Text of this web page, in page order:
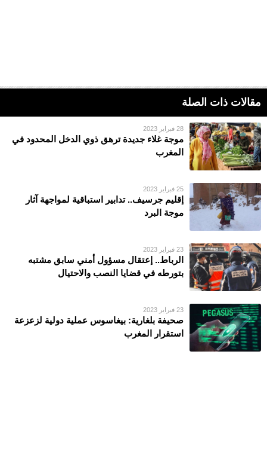
مقالات ذات الصلة
28 فبراير 2023
موجة غلاء جديدة ترهق ذوي الدخل المحدود في
المغرب
25 فبراير 2023
إقليم جرسيف.. تدابير استباقية لمواجهة آثار
موجة البرد
23 فبراير 2023
الرباط.. إعتقال مسؤول أمني سابق مشتبه
بتورطه في قضايا النصب والاحتيال
23 فبراير 2023
صحيفة بلغارية: بيغاسوس عملية دولية لزعزعة
استقرار المغرب